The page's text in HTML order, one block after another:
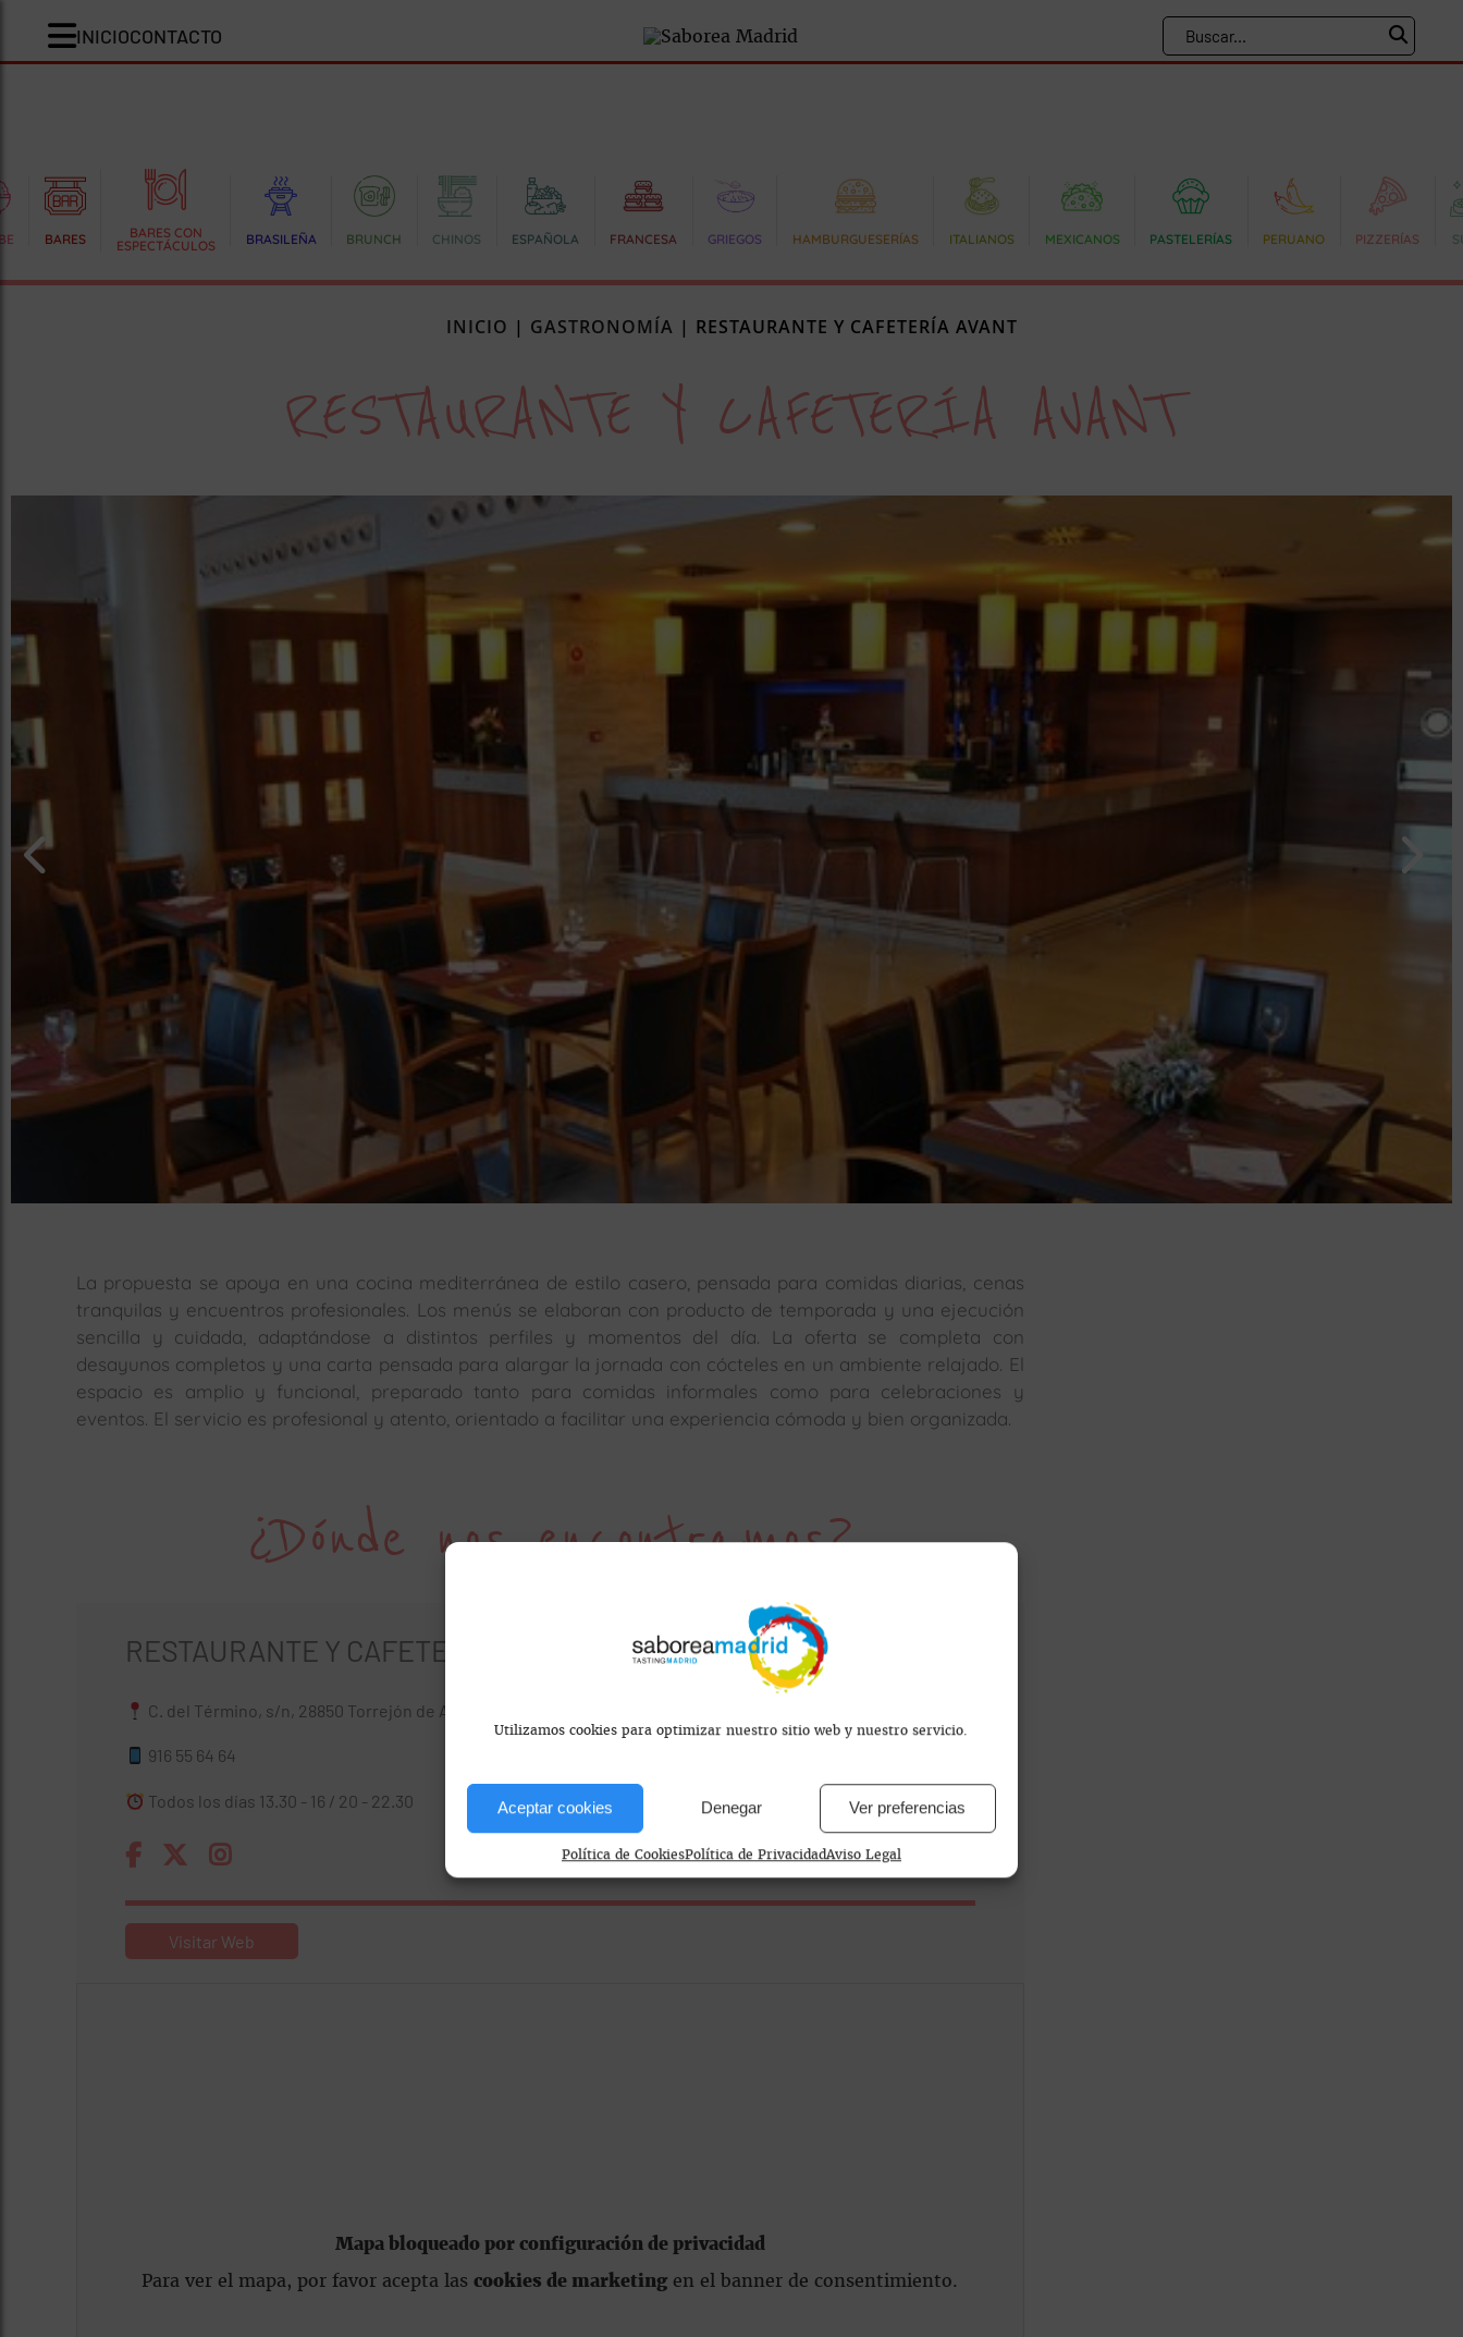
Utilizamos cookies para optimizar nuestro sitio web y nuestro servicio.
Aceptar cookies Denegar Ver preferencias
Política de CookiesPolítica de PrivacidadAviso Legal
INICIOCONTACTO
BARES
BARES CON
ESPECTÁCULOS
BRASILEÑA BRUNCH CHINOS ESPAÑOLA FRANCESA GRIEGOS HAMBURGUESERÍAS ITALIANOS MEXICANOS PASTELERÍAS PERUANO PIZZERÍAS
INICIO | GASTRONOMÍA | RESTAURANTE Y CAFETERÍA AVANT
RESTAURANTE Y CAFETERÍA AVANT
La propuesta se apoya en una cocina mediterránea de estilo casero, pensada para comidas diarias, cenas
tranquilas y encuentros profesionales. Los menús se elaboran con producto de temporada y una ejecución
sencilla y cuidada, adaptándose a distintos perfiles y momentos del día. La oferta se completa con
desayunos completos y una carta pensada para alargar la jornada con cócteles en un ambiente relajado. El
espacio es amplio y funcional, preparado tanto para comidas informales como para celebraciones y
eventos. El servicio es profesional y atento, orientado a facilitar una experiencia cómoda y bien organizada.
¿Dónde nos encontramos?
RESTAURANTE Y CAFETERÍA AVANT
C. del Término, s/n, 28850 Torrejón de Ardoz, Madrid, España
916 55 64 64
Todos los días 13.30 - 16 / 20 - 22.30
Visitar Web
Mapa bloqueado por configuración de privacidad
Para ver el mapa, por favor acepta lascookies de marketing en el banner de consentimiento.